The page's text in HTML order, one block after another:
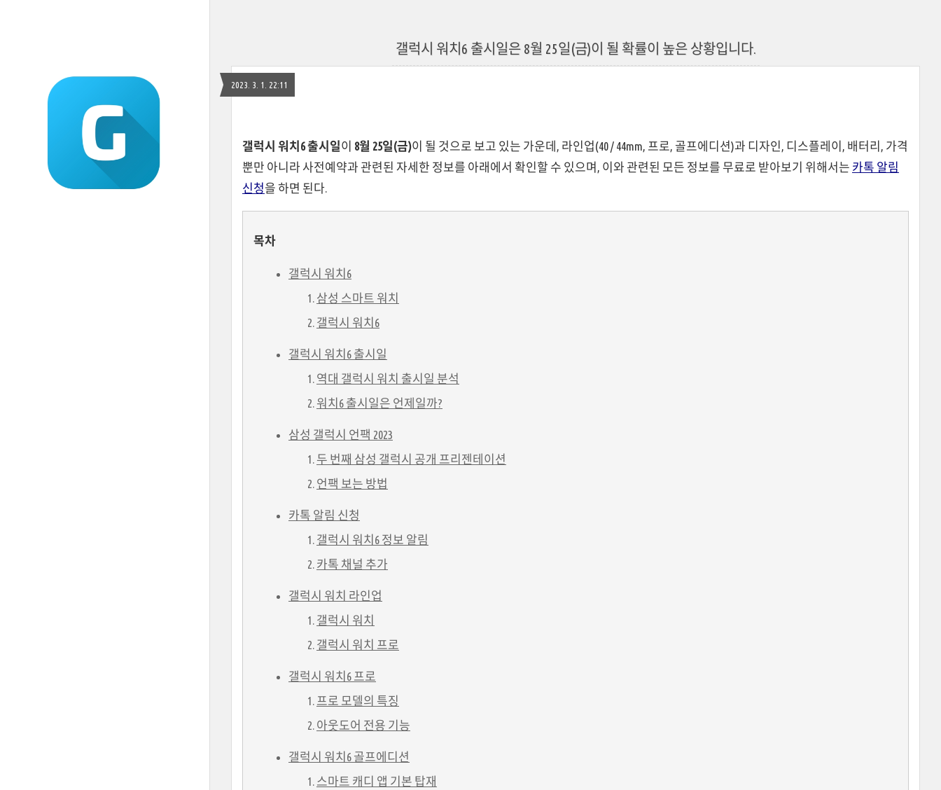
갤럭시 워치6 출시일은 8월 25일(금)이 될 확률이 높은 상황입니다.
2023. 3. 1. 22:11
갤럭시 워치6 출시일이 8월 25일(금)이 될 것으로 보고 있는 가운데, 라인업(40 / 44mm, 프로, 골프에디션)과 디자인, 디스플레이, 배터리, 가격
뿐만 아니라 사전예약과 관련된 자세한 정보를 아래에서 확인할 수 있으며, 이와 관련된 모든 정보를 무료로 받아보기 위해서는 카톡 알림
신청을 하면 된다.
목차
갤럭시 워치6
삼성 스마트 워치
갤럭시 워치6
갤럭시 워치6 출시일
역대 갤럭시 워치 출시일 분석
워치6 출시일은 언제일까?
삼성 갤럭시 언팩 2023
두 번째 삼성 갤럭시 공개 프리젠테이션
언팩 보는 방법
카톡 알림 신청
갤럭시 워치6 정보 알림
카톡 채널 추가
갤럭시 워치 라인업
갤럭시 워치
갤럭시 워치 프로
갤럭시 워치6 프로
프로 모델의 특징
아웃도어 전용 기능
갤럭시 워치6 골프에디션
스마트 캐디 앱 기본 탑재